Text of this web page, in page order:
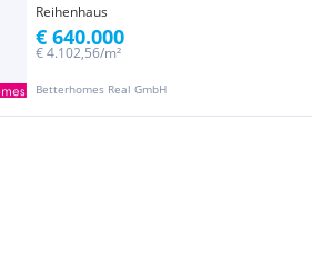
Reihenhaus
Betterhomes Real GmbH
€ 4.102,56/m²
€ 640.000